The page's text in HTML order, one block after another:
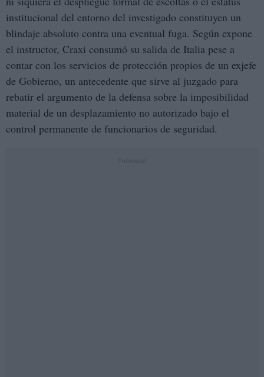
institucional del entorno del investigado constituyen un
blindaje absoluto contra una eventual fuga. Según expone
el instructor, Craxi consumó su salida de Italia pese a
contar con los servicios de protección propios de un exjefe
de Gobierno, un antecedente que sirve al juzgado para
rebatir el argumento de la defensa sobre la imposibilidad
material de un desplazamiento no autorizado bajo el
control permanente de funcionarios de seguridad.